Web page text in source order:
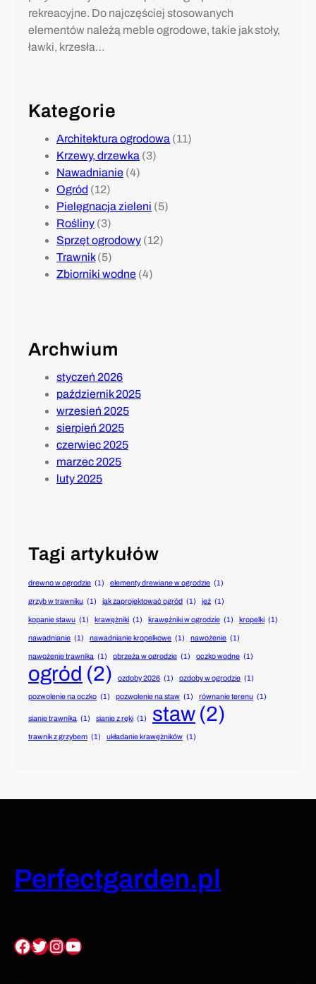
rekreacyjne. Do najczęściej stosowanych
elementów należą meble ogrodowe, takie jak stoły,
ławki, krzesła…
Kategorie
Architektura ogrodowa (11)
Krzewy, drzewka (3)
Nawadnianie (4)
Ogród (12)
Pielęgnacja zieleni (5)
Rośliny (3)
Sprzęt ogrodowy (12)
Trawnik(5)
Zbiorniki wodne (4)
Archwium
styczeń 2026
październik 2025
wrzesień 2025
sierpień 2025
czerwiec 2025
marzec 2025
luty 2025
Tagi artykułów
drewno w ogrodzie (1) elementy drewiane w ogrodzie (1)
grzyb w trawniku (1) jak zaprojektować ogród (1) jeż (1)
kopanie stawu (1) krawężniki (1) krawężniki w ogrodzie (1) kropelki (1)
nawadnianie (1) nawadnianie kropelkowe (1) nawożenie (1)
nawożenie trawnika (1) obrzeża w ogrodzie (1) oczko wodne (1)
ogród (2) ozdoby 2026 (1) ozdoby w ogrodzie (1)
pozwolenie na oczko (1) pozwolenie na staw (1) równanie terenu (1)
sianie trawnika (1) sianie z ręki (1) staw (2)
trawnik z grzybem (1) układanie krawężników (1)
Perfectgarden.pl
Facebook Twitter InstagramYouTube